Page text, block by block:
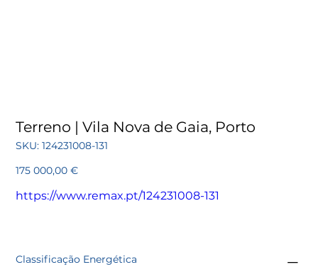
Terreno | Vila Nova de Gaia, Porto
SKU: SKU
124231008-
124231008-131
Preço
175 000,00 €
https://www.remax.pt/124231008-131
Classificação Energética